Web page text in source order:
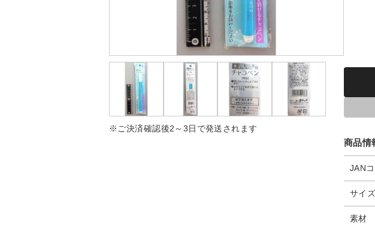
※ご決済確認後2～3日で発送されます
商品情
JAN
サイ
素材